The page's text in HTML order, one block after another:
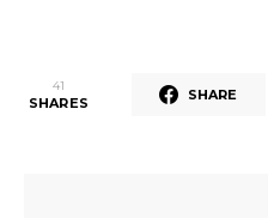
41
SHARES SHARE